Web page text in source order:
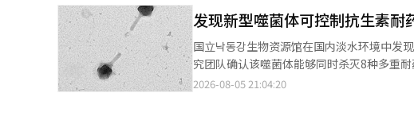
的对策。※ 本报道经人工智能（AI）系统翻
备，建立避暑区。针对酷暑等灾害发生时，比赛
高尔夫巡回赛也在最炎热潮湿的夏季进行调
超过两周的休息。随后于上个月30日开始下
后，经过约一个半月的长夏休息，于8月20
公司将铁路与交通基础设施与商业设施的结
酒店、度假村和零售子公司进行联动。 在龙山铁路医院用地，现有的铁路医院主楼将被用作龙山历史博物馆，同时建
设最高34层、685户的住宅复合体。去年获
办公与商业设施。 这一系列举措与建筑行业从以承包工程为中心的收益结构转向扩大自有项目和非住宅领域的趋势相
吻合。复合开发可以参与用地发掘、规划、资金
2030年前设立全南·光州地区的医科大学，
市担忧如果当前的争斗持续，医科大学的设
疗弱势地区，急需改善医疗可及性。根据卫
部地区高出22.5%，重症急救患者的死亡率
数也多出9,827天。强成辉市长、金元熙议
发现新型噬菌体可控制抗生素
国立낙동강生物资源馆在国内淡水环境中发
究团队确认该噬菌体能够同时杀灭8种多重
境部下属的国立낙동강生物资源馆于近日宣
2026-08-05 21:04:20